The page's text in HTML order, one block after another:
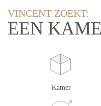
VINCENT ZOEKT:
EEN
Kamer